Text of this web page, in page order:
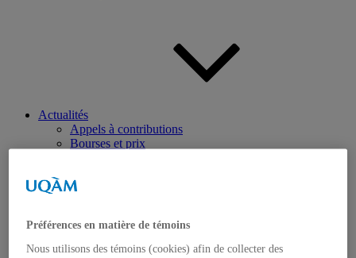
Actualités
Appels à contributions
Bourses et prix
Distinctions
Préférences en matière de témoins
Nous utilisons des témoins (cookies) afin de collecter des